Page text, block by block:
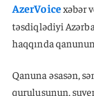
AzerVoicexəbər
təsdiqlədiyi
haqqında
Qanuna əsasən,
quruluşunun,